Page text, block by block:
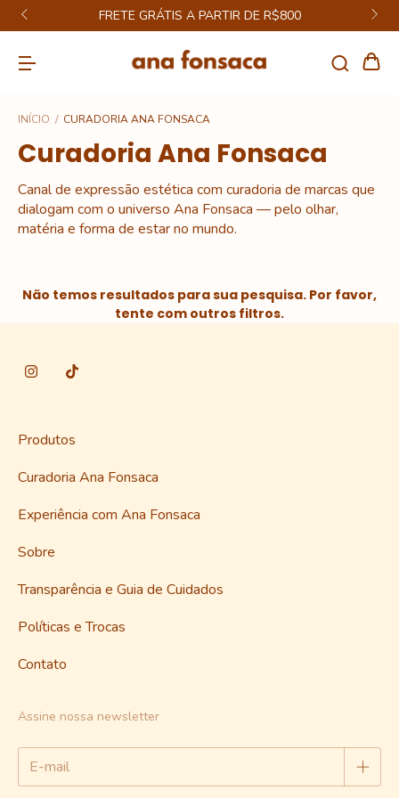
FRETE GRÁTIS A PARTIR DE R$800
INÍCIO / CURADORIA ANA FONSACA
Curadoria Ana Fonsaca
Canal de expressão estética com curadoria de marcas que
dialogam com o universo Ana Fonsaca — pelo olhar,
matéria e forma de estar no mundo.
Não temos resultados para sua pesquisa. Por favor,
tente com outros filtros.
Produtos
Curadoria Ana Fonsaca
Experiência com Ana Fonsaca
Sobre
Transparência e Guia de Cuidados
Políticas e Trocas
Contato
Assine nossa newsletter